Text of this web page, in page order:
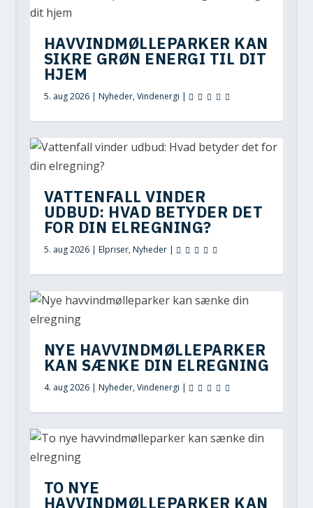
HAVVINDMØLLEPARKER KAN
SIKRE GRØN ENERGI TIL DIT
HJEM
5. aug 2026| Nyheder,Vindenergi |
VATTENFALL VINDER
UDBUD: HVAD BETYDER DET
FOR DIN ELREGNING?
5. aug 2026| Elpriser,Nyheder|
NYE HAVVINDMØLLEPARKER
KAN SÆNKE DIN ELREGNING
4. aug 2026| Nyheder,Vindenergi |
TO NYE
HAVVINDMØLLEPARKER KAN